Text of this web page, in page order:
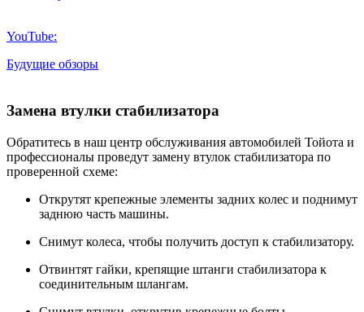
YouTube:
Будущие обзоры
Замена втулки стабилизатора
Обратитесь в наш центр обслуживания автомобилей Тойота и
профессионалы проведут замену втулок стабилизатора по
проверенной схеме:
Открутят крепежные элементы задних колес и поднимут
заднюю часть машины.
Снимут колеса, чтобы получить доступ к стабилизатору.
Отвинтят гайки, крепящие штанги стабилизатора к
соединительным шлангам.